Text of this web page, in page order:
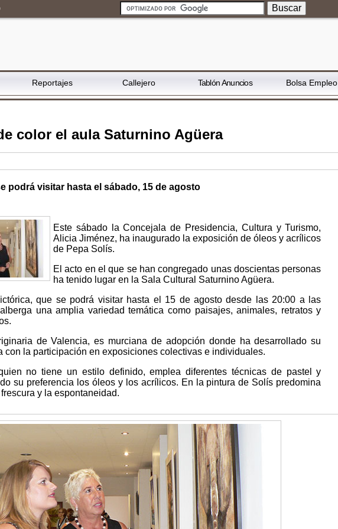
Reportajes Callejero Tablón Anuncios Bolsa Empleo
color el aula Saturnino Agüera
podrá visitar hasta el sábado, 15 de agosto
Este sábado la Concejala de Presidencia, Cultura y Turismo,
Alicia Jiménez, ha inaugurado la exposición de óleos y acrílicos
de Pepa Solís.
El acto en el que se han congregado unas doscientas personas
ha tenido lugar en la Sala Cultural Saturnino Agüera.
que se podrá visitar hasta el 15 de agosto desde las 20:00 a las
una amplia variedad temática como paisajes, animales, retratos y
de Valencia, es murciana de adopción donde ha desarrollado su
con la participación en exposiciones colectivas e individuales.
no tiene un estilo definido, emplea diferentes técnicas de pastel y
su preferencia los óleos y los acrílicos. En la pintura de Solís predomina
y la espontaneidad.